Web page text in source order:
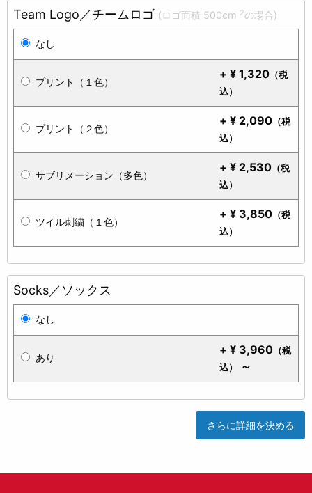
Team Logo／チームロゴ (ロゴ面積 500cm 2の場合)
なし
プリント（１色）
+ ¥ 1,320 （税
込）
プリント（２色）
+ ¥ 2,090 （税
込）
サブリメーション（多色）
+ ¥ 2,530 （税
込）
ツイル刺繍（１色）
+ ¥ 3,850 （税
込）
Socks／ソックス
なし
あり
+ ¥ 3,960 （税
込）
～
さらに詳細を決める